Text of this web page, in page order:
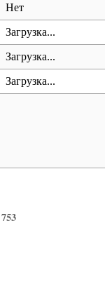
Нет
Загрузка...
Загрузка...
Загрузка...
753